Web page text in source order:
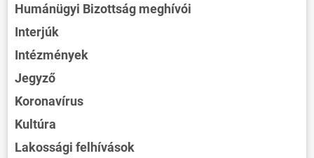
Humánügyi Bizottság meghívói
Interjúk
Intézmények
Jegyző
Koronavírus
Kultúra
Lakossági felhívások